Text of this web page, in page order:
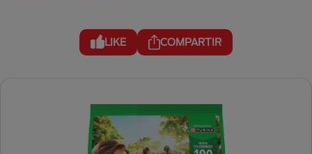
LIKE COMPARTIR